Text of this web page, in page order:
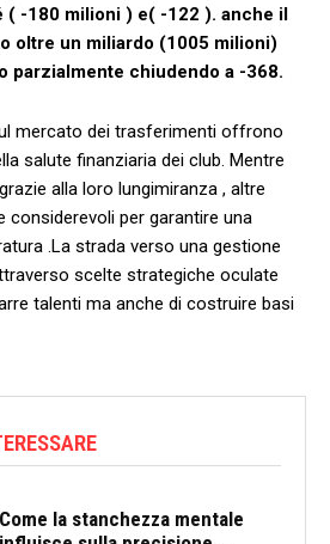
( -180 milioni ⁣) e( -122 ). anche il
oltre un miliardo (1005 ‌milioni)
parzialmente chiudendo a​ -368.
mercato dei trasferimenti‍ offrono⁤
salute finanziaria dei club.⁢ Mentre
alla loro lungimiranza , altre
per garantire una
.La strada verso una gestione
scelte strategiche ⁤oculate
⁣talenti ma anche di costruire basi
Come la stanchezza mentale